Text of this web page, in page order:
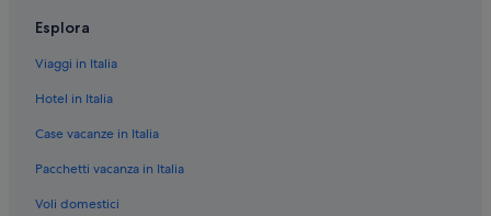
Angra dos Reis: Resort
Angra dos Reis: Pousada
Angra dos Reis: Appartamenti
Esplora
Viaggi in Italia
Hotel in Italia
Case vacanze in Italia
Pacchetti vacanza in Italia
Voli domestici